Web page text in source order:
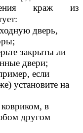
краж из
дверь,
закрыты ли
двери;
если
установите на
в
другом